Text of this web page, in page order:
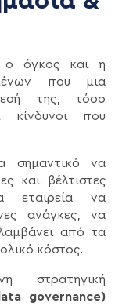
ο όγκος και η
που μια
της, τόσο
κίνδυνοι που
σημαντικό να
και βέλτιστες
εταιρεία να
ανάγκες, να
από τα
κόστος.
στρατηγική
governance)